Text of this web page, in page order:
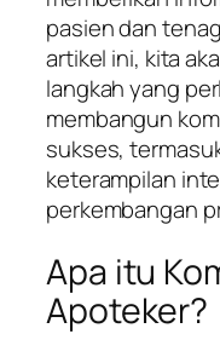
pasien dan
artikel ini, kita
langkah yang
membangun
sukses,
keterampilan
perkembangan
Apa itu
Apoteker?